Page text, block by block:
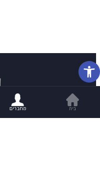
פתח סרגל נגישות
בית מחברים